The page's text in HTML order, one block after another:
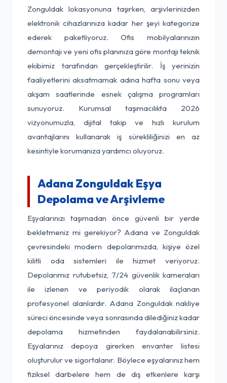
Zonguldak lokasyonuna taşırken, arşivlerinizden
elektronik cihazlarınıza kadar her şeyi kategorize
ederek paketliyoruz. Ofis mobilyalarınızın
demontajı ve yeni ofis planınıza göre montajı teknik
ekibimiz tarafından gerçekleştirilir. İş yerinizin
faaliyetlerini aksatmamak adına hafta sonu veya
akşam saatlerinde esnek çalışma programları
sunuyoruz. Kurumsal taşımacılıkta 2026
vizyonumuzla, dijital takip ve hızlı kurulum
avantajlarını kullanarak iş sürekliliğinizi en az
kesintiyle korumanıza yardımcı oluyoruz.
Adana Zonguldak Eşya
Depolama ve Arşivleme
Eşyalarınızı taşımadan önce güvenli bir yerde
bekletmeniz mi gerekiyor? Adana ve Zonguldak
çevresindeki modern depolarımızda, kişiye özel
kilitli oda sistemleri ile hizmet veriyoruz.
Depolarımız rutubetsiz, 7/24 güvenlik kameraları
ile izlenen ve periyodik olarak ilaçlanan
profesyonel alanlardır. Adana Zonguldak nakliye
süreci öncesinde veya sonrasında dilediğiniz kadar
depolama hizmetinden faydalanabilirsiniz.
Eşyalarınız depoya girerken envanter listesi
oluşturulur ve sigortalanır. Böylece eşyalarınız hem
fiziksel darbelere hem de dış etkenlere karşı